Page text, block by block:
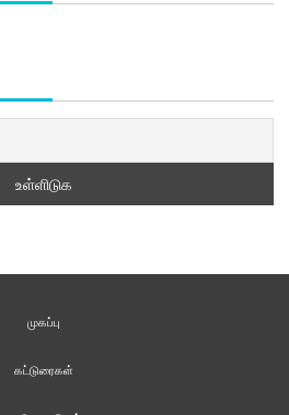
முகப்பு
கட்டுரைகள்